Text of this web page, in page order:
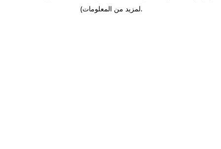
لمزيد من المعلومات).